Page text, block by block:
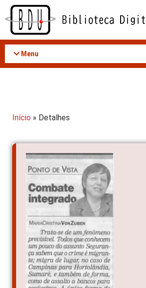
Acessar
conteúdo
Menu
Início » Detalhes